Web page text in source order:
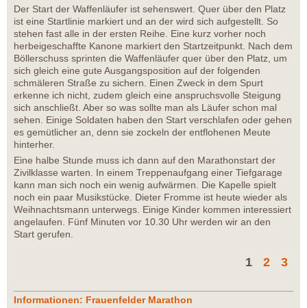
Der Start der Waffenläufer ist sehenswert. Quer über den Platz
ist eine Startlinie markiert und an der wird sich aufgestellt. So
stehen fast alle in der ersten Reihe. Eine kurz vorher noch
herbeigeschaffte Kanone markiert den Startzeitpunkt. Nach dem
Böllerschuss sprinten die Waffenläufer quer über den Platz, um
sich gleich eine gute Ausgangsposition auf der folgenden
schmäleren Straße zu sichern. Einen Zweck in dem Spurt
erkenne ich nicht, zudem gleich eine anspruchsvolle Steigung
sich anschließt. Aber so was sollte man als Läufer schon mal
sehen. Einige Soldaten haben den Start verschlafen oder gehen
es gemütlicher an, denn sie zockeln der entflohenen Meute
hinterher.
Eine halbe Stunde muss ich dann auf den Marathonstart der
Zivilklasse warten. In einem Treppenaufgang einer Tiefgarage
kann man sich noch ein wenig aufwärmen. Die Kapelle spielt
noch ein paar Musikstücke. Dieter Fromme ist heute wieder als
Weihnachtsmann unterwegs. Einige Kinder kommen interessiert
angelaufen. Fünf Minuten vor 10.30 Uhr werden wir an den
Start gerufen.
1 2 3
Informationen: Frauenfelder Marathon